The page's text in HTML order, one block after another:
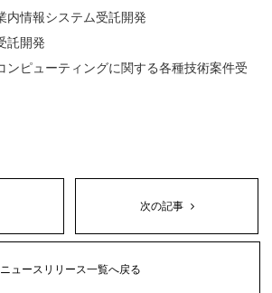
内情報システム受託開発
託開発
ンピューティングに関する各種技術案件受
次の記事
ニュースリリース一覧へ戻る